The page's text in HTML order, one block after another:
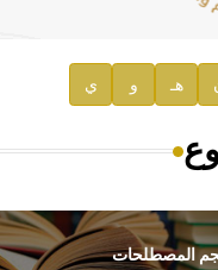
هـ و ي
المصطلحات